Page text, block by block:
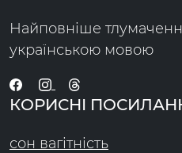
Найповніше
українською мовою
КОРИСНІ
сон вагітність